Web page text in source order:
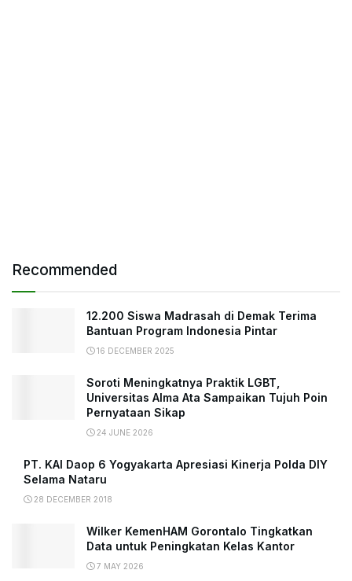
Recommended
12.200 Siswa Madrasah di Demak Terima
Bantuan Program Indonesia Pintar
16 DECEMBER 2025
Soroti Meningkatnya Praktik LGBT,
Universitas Alma Ata Sampaikan Tujuh Poin
Pernyataan Sikap
24 JUNE 2026
PT. KAI Daop 6 Yogyakarta Apresiasi Kinerja Polda DIY
Selama Nataru
28 DECEMBER 2018
Wilker KemenHAM Gorontalo Tingkatkan
Data untuk Peningkatan Kelas Kantor
7 MAY 2026